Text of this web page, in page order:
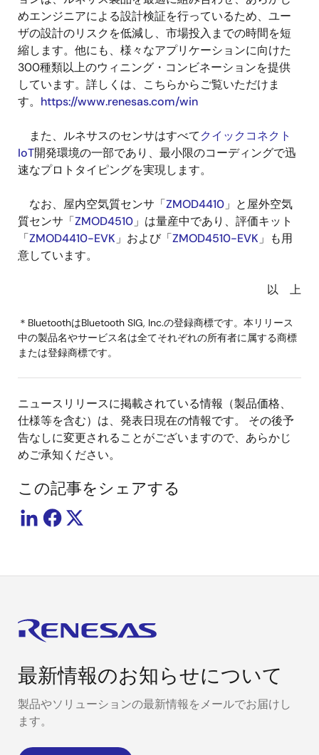
めエンジニアによる設計検証を行っているため、ユー
ザの設計のリスクを低減し、市場投入までの時間を短
縮します。他にも、様々なアプリケーションに向けた
300種類以上のウィニング・コンビネーションを提供
しています。詳しくは、こちらからご覧いただけま
す。 https://www.renesas.com/win
また、ルネサスのセンサはすべてクイックコネクト
IoT開発環境の一部であり、最小限のコーディングで迅
速なプロトタイピングを実現します。
なお、屋内空気質センサ「ZMOD4410 」と屋外空気
質センサ「ZMOD4510 」は量産中であり、評価キット
「ZMOD4410-EVK 」および「ZMOD4510-EVK 」も用
意しています。
以 上
＊BluetoothはBluetooth SIG, Inc.の登録商標です。本リリース
中の製品名やサービス名は全てそれぞれの所有者に属する商標
または登録商標です。
ニュースリリースに掲載されている情報（製品価格、
仕様等を含む）は、発表日現在の情報です。 その後予
告なしに変更されることがございますので、あらかじ
めご承知ください。
この記事をシェアする
最新情報のお知らせについて
製品やソリューションの最新情報をメールでお届けし
ます。